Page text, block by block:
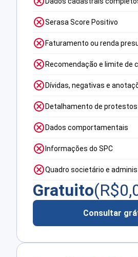
Serasa Score Positivo
Faturamento ou renda
Recomendação e limite de
Dívidas, negativas e
Detalhamento de protestos
Dados comportamentais
Informações do SPC
Quadro societário e
Gratuito(R$
Consultar